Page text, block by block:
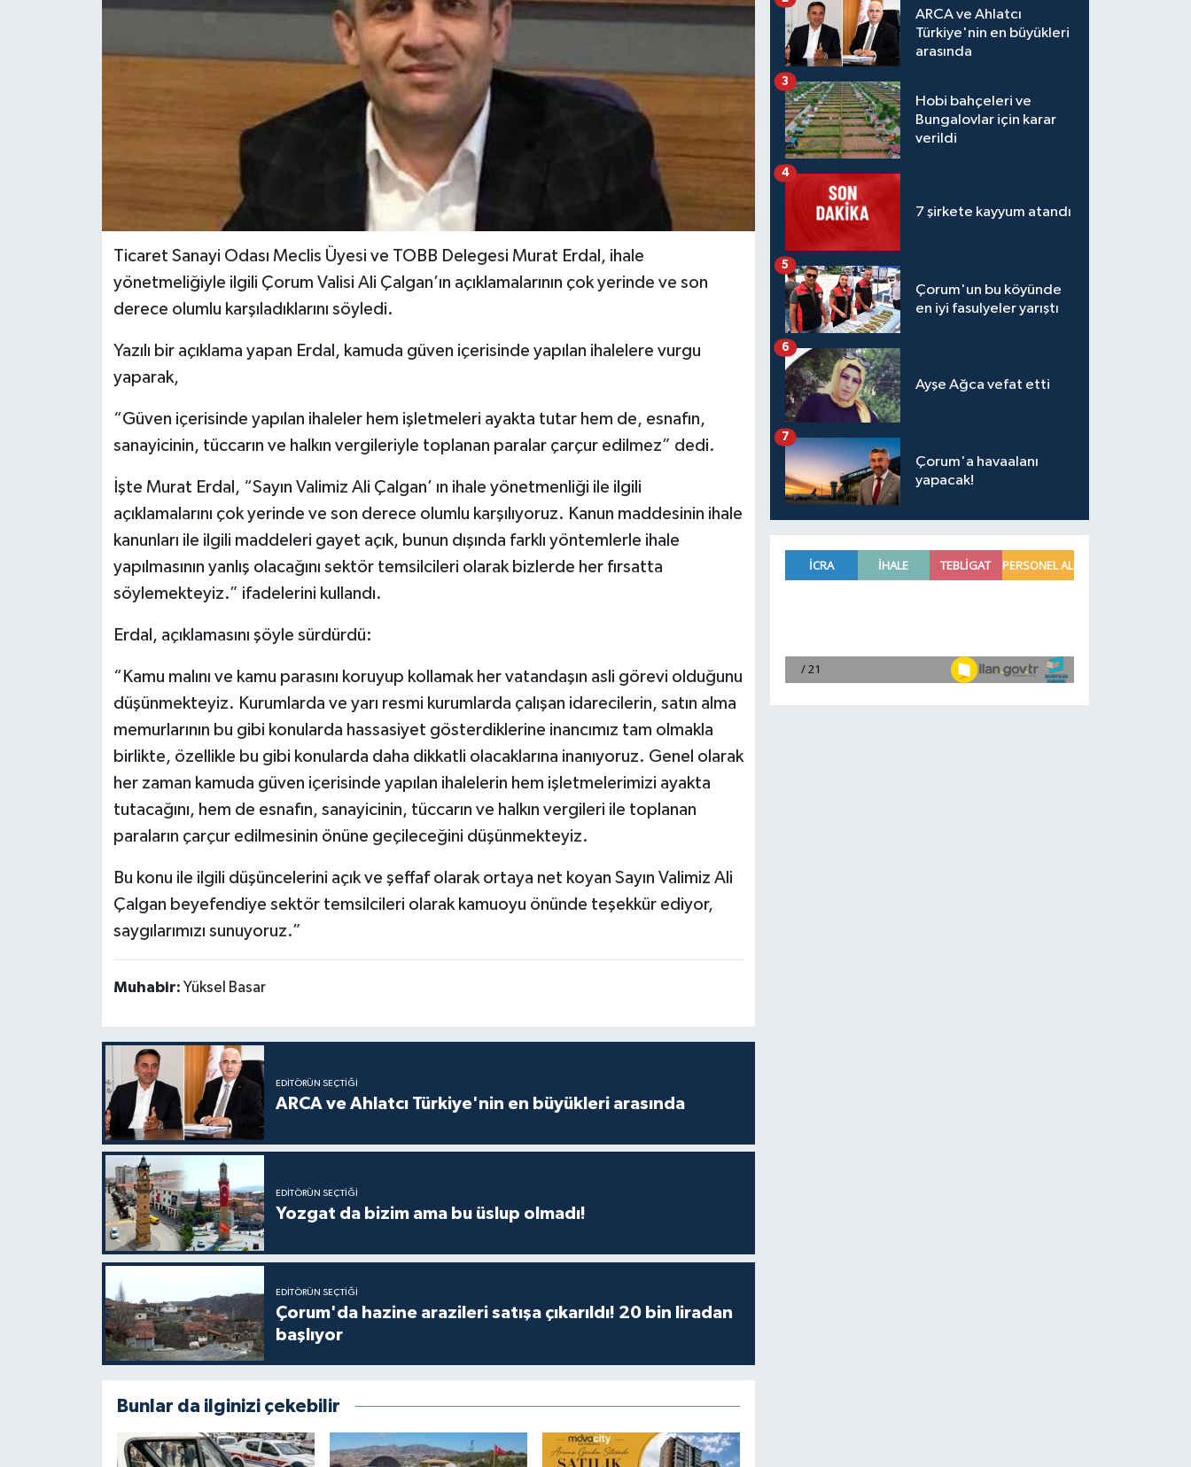
Ticaret Sanayi Odası Meclis Üyesi ve TOBB Delegesi Murat Erdal, ihale
yönetmeliğiyle ilgili Çorum Valisi Ali Çalgan’ın açıklamalarının çok yerinde ve son
derece olumlu karşıladıklarını söyledi.
Yazılı bir açıklama yapan Erdal, kamuda güven içerisinde yapılan ihalelere vurgu
yaparak,
“Güven içerisinde yapılan ihaleler hem işletmeleri ayakta tutar hem de, esnafın,
sanayicinin, tüccarın ve halkın vergileriyle toplanan paralar çarçur edilmez” dedi.
İşte Murat Erdal, “Sayın Valimiz Ali Çalgan’ ın ihale yönetmenliği ile ilgili
açıklamalarını çok yerinde ve son derece olumlu karşılıyoruz. Kanun maddesinin ihale
kanunları ile ilgili maddeleri gayet açık, bunun dışında farklı yöntemlerle ihale
yapılmasının yanlış olacağını sektör temsilcileri olarak bizlerde her fırsatta
söylemekteyiz.” ifadelerini kullandı.
Erdal, açıklamasını şöyle sürdürdü:
“Kamu malını ve kamu parasını koruyup kollamak her vatandaşın asli görevi olduğunu
düşünmekteyiz. Kurumlarda ve yarı resmi kurumlarda çalışan idarecilerin, satın alma
memurlarının bu gibi konularda hassasiyet gösterdiklerine inancımız tam olmakla
birlikte, özellikle bu gibi konularda daha dikkatli olacaklarına inanıyoruz. Genel olarak
her zaman kamuda güven içerisinde yapılan ihalelerin hem işletmelerimizi ayakta
tutacağını, hem de esnafın, sanayicinin, tüccarın ve halkın vergileri ile toplanan
paraların çarçur edilmesinin önüne geçileceğini düşünmekteyiz.
Bu konu ile ilgili düşüncelerini açık ve şeffaf olarak ortaya net koyan Sayın Valimiz Ali
Çalgan beyefendiye sektör temsilcileri olarak kamuoyu önünde teşekkür ediyor,
saygılarımızı sunuyoruz.”
Muhabir: Yüksel Basar
EDITÖRÜN SEÇTIĞI
ARCA ve Ahlatcı Türkiye'nin en büyükleri arasında
EDITÖRÜN SEÇTIĞI
Yozgat da bizim ama bu üslup olmadı!
EDITÖRÜN SEÇTIĞI
Çorum'da hazine arazileri satışa çıkarıldı! 20 bin liradan
başlıyor
Bunlar da ilginizi çekebilir
ARCA ve Ahlatcı
Türkiye'nin en büyükleri
arasında
Hobi bahçeleri ve
Bungalovlar için karar
verildi
3
7 şirkete kayyum atandı
4
Çorum'un bu köyünde
en iyi fasulyeler yarıştı
5
Ayşe Ağca vefat etti
6
Çorum'a havaalanı
yapacak!
7
TEKNOLOJİ